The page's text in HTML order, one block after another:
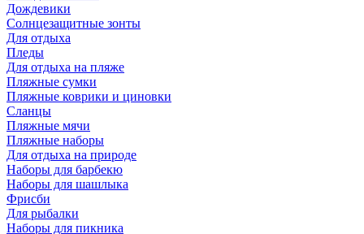
Дождевики
Солнцезащитные зонты
Для отдыха
Пледы
Для отдыха на пляже
Пляжные сумки
Пляжные коврики и циновки
Сланцы
Пляжные мячи
Пляжные наборы
Для отдыха на природе
Наборы для барбекю
Наборы для шашлыка
Фрисби
Для рыбалки
Наборы для пикника